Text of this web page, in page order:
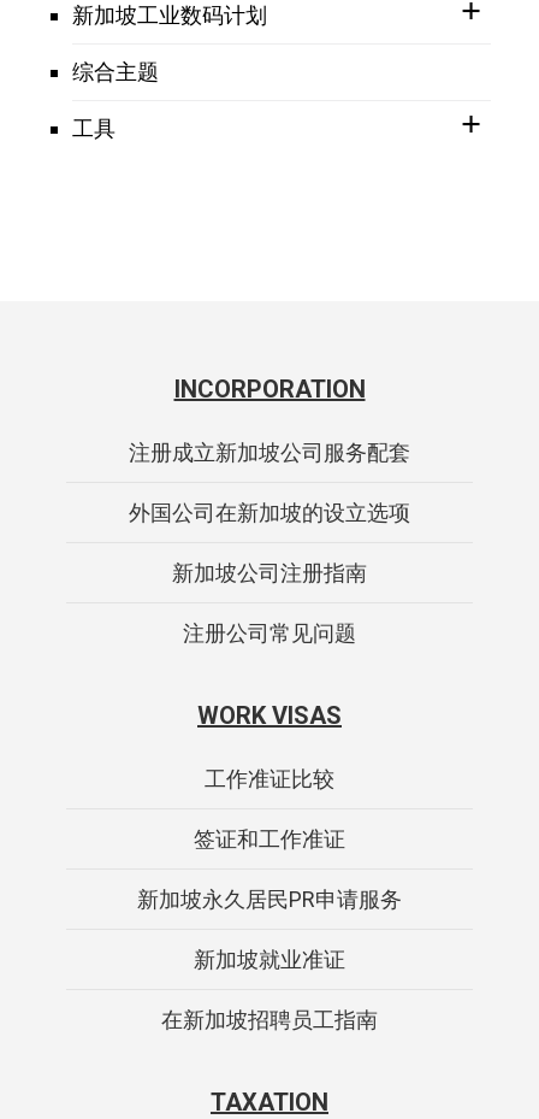
新加坡工业数码计划
综合主题
工具
INCORPORATION
注册成立新加坡公司服务配套
外国公司在新加坡的设立选项
新加坡公司注册指南
注册公司常见问题
WORK VISAS
工作准证比较
签证和工作准证
新加坡永久居民PR申请服务
新加坡就业准证
在新加坡招聘员工指南
TAXATION